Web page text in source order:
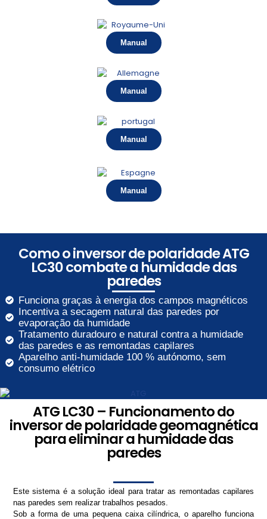
Manual
Manual
Manual
Manual
Como o inversor de polaridade ATG
LC30 combate a humidade das
paredes
Funciona graças à energia dos campos magnéticos
Incentiva a secagem natural das paredes por
evaporação da humidade
Tratamento duradouro e natural contra a humidade
das paredes e as remontadas capilares
Aparelho anti-humidade 100 % autónomo, sem
consumo elétrico
ATG LC30 – Funcionamento do
inversor de polaridade geomagnética
para eliminar a humidade das
paredes
Este sistema é a solução ideal para tratar as remontadas capilares
nas paredes sem realizar trabalhos pesados.
Sob a forma de uma pequena caixa cilíndrica, o aparelho funciona